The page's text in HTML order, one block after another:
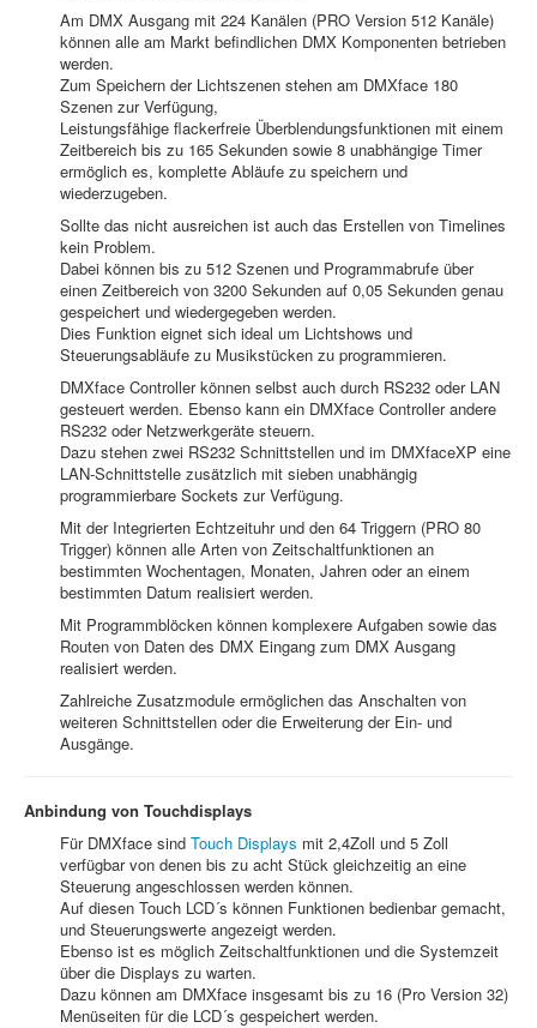
Am DMX Ausgang mit 224 Kanälen (PRO Version 512 Kanäle)
können alle am Markt befindlichen DMX Komponenten betrieben
werden.
Zum Speichern der Lichtszenen stehen am DMXface 180
Szenen zur Verfügung,
Leistungsfähige flackerfreie Überblendungsfunktionen mit einem
Zeitbereich bis zu 165 Sekunden sowie 8 unabhängige Timer
ermöglich es, komplette Abläufe zu speichern und
wiederzugeben.
Sollte das nicht ausreichen ist auch das Erstellen von Timelines
kein Problem.
Dabei können bis zu 512 Szenen und Programmabrufe über
einen Zeitbereich von 3200 Sekunden auf 0,05 Sekunden genau
gespeichert und wiedergegeben werden.
Dies Funktion eignet sich ideal um Lichtshows und
Steuerungsabläufe zu Musikstücken zu programmieren.
DMXface Controller können selbst auch durch RS232 oder LAN
gesteuert werden. Ebenso kann ein DMXface Controller andere
RS232 oder Netzwerkgeräte steuern.
Dazu stehen zwei RS232 Schnittstellen und im DMXfaceXP eine
LAN-Schnittstelle zusätzlich mit sieben unabhängig
programmierbare Sockets zur Verfügung.
Mit der Integrierten Echtzeituhr und den 64 Triggern (PRO 80
Trigger) können alle Arten von Zeitschaltfunktionen an
bestimmten Wochentagen, Monaten, Jahren oder an einem
bestimmten Datum realisiert werden.
Mit Programmblöcken können komplexere Aufgaben sowie das
Routen von Daten des DMX Eingang zum DMX Ausgang
realisiert werden.
Zahlreiche Zusatzmodule ermöglichen das Anschalten von
weiteren Schnittstellen oder die Erweiterung der Ein- und
Ausgänge.
Anbindung von Touchdisplays
Für DMXface sind Touch Displays mit 2,4Zoll und 5 Zoll
verfügbar von denen bis zu acht Stück gleichzeitig an eine
Steuerung angeschlossen werden können.
Auf diesen Touch LCD´s können Funktionen bedienbar gemacht,
und Steuerungswerte angezeigt werden.
Ebenso ist es möglich Zeitschaltfunktionen und die Systemzeit
über die Displays zu warten.
Dazu können am DMXface insgesamt bis zu 16 (Pro Version 32)
Menüseiten für die LCD´s gespeichert werden.